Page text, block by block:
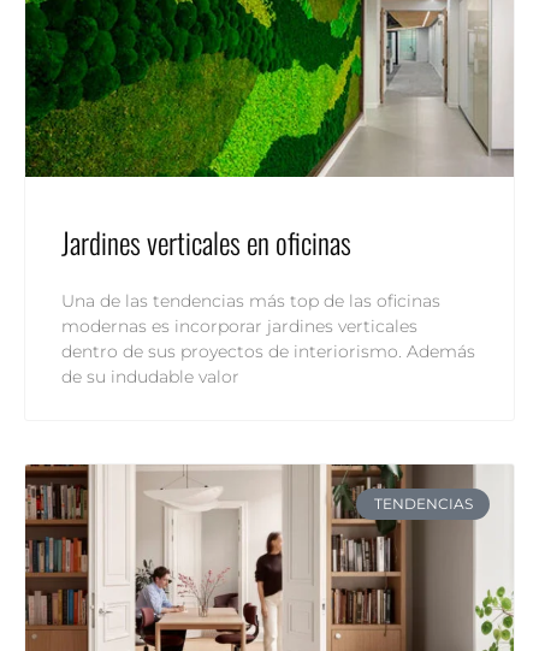
Jardines verticales en oficinas
Una de las tendencias más top de las oficinas
modernas es incorporar jardines verticales
dentro de sus proyectos de interiorismo. Además
de su indudable valor
TENDENCIAS